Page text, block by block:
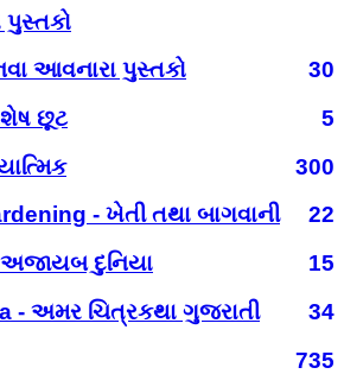
પુસ્તકો
આવનારા પુસ્તકો
30
છૂટ
5
300
- ખેતી તથા બાગવાની
22
દુનિયા
15
- અમર ચિત્રકથા ગુજરાતી
34
735